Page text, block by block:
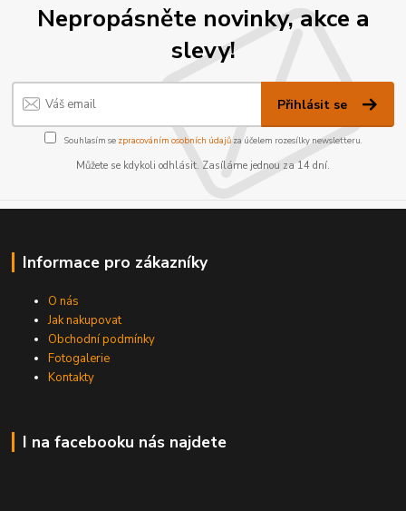
Nepropásněte novinky, akce a
slevy!
Přihlásit se
Souhlasím se zpracováním osobních údajůza účelem rozesílky newsletteru.
Můžete se kdykoli odhlásit. Zasíláme jednou za 14 dní.
Informace pro zákazníky
O nás
Jak nakupovat
Obchodní podmínky
Fotogalerie
Kontakty
I na facebooku nás najdete